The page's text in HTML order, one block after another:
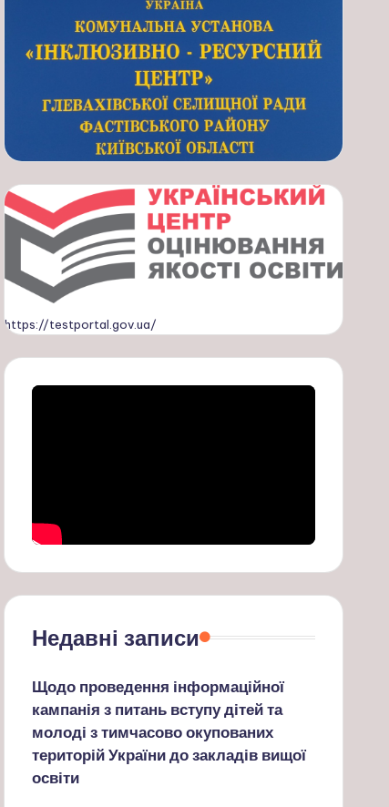
https://testportal.gov.ua/
Недавні записи
Щодо проведення інформаційної
кампанія з питань вступу дітей та
молоді з тимчасово окупованих
територій України до закладів вищої
освіти